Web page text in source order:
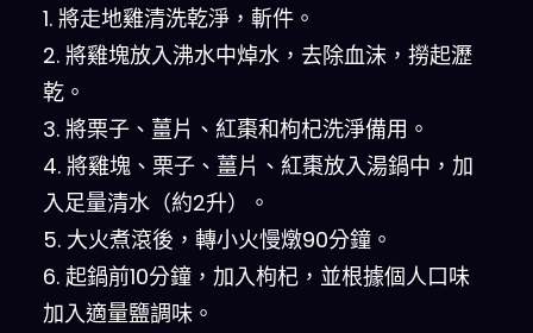
1. 將走地雞清洗乾淨，斬件。
2. 將雞塊放入沸水中焯水，去除血沫，撈起瀝
乾。
3. 將栗子、薑片、紅棗和枸杞洗淨備用。
4. 將雞塊、栗子、薑片、紅棗放入湯鍋中，加
入足量清水（約2升）。
5. 大火煮滾後，轉小火慢燉90分鐘。
6. 起鍋前10分鐘，加入枸杞，並根據個人口味
加入適量鹽調味。